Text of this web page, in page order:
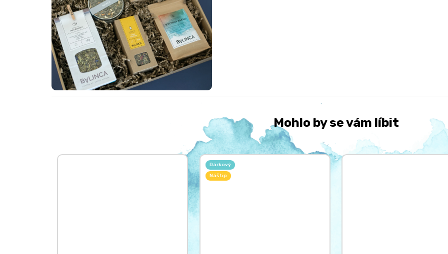
Mohlo by se vám líbit
Dárkový
Náš tip